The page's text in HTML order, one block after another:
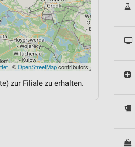
| ©OpenStreetMapcontributors
zur Filiale zu erhalten.